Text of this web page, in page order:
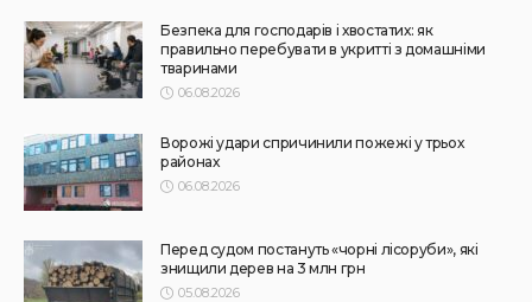
Не їжте біля шкірки: фахівці розповіли, як безпечно
ласувати кавунами